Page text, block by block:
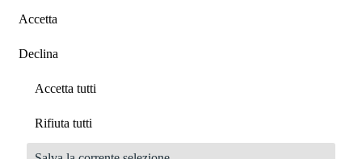
Accetta
Declina
Accetta tutti
Rifiuta tutti